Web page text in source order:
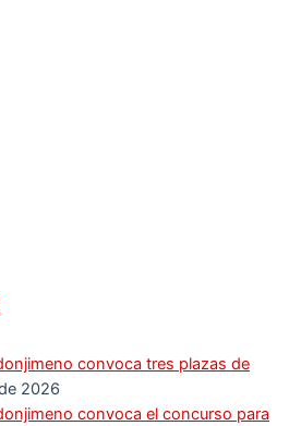
convoca tres plazas de
2026
convoca el concurso para